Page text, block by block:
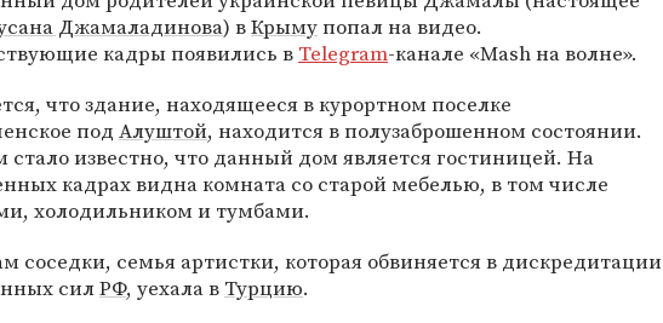
Джамаладинова) вКрымупопал на видео.
кадры появились в Telegram-канале «Mash на волне».
что здание, находящееся в курортном поселке
под Алуштой, находится в полузаброшенном состоянии.
стало известно, что данный дом является гостиницей. На
кадрах видна комната со старой мебелью, в том числе
холодильником и тумбами.
соседки, семья артистки, которая обвиняется в дискредитации
силРФ, уехала в Турцию.